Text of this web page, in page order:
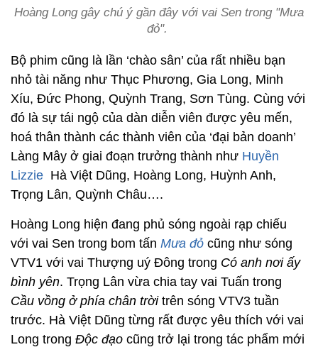
Hoàng Long gây chú ý gần đây với vai Sen trong "Mưa
đỏ".
Bộ phim cũng là lần ‘chào sân’ của rất nhiều bạn
nhỏ tài năng như Thục Phương, Gia Long, Minh
Xíu, Đức Phong, Quỳnh Trang, Sơn Tùng. Cùng với
đó là sự tái ngộ của dàn diễn viên được yêu mến,
hoá thân thành các thành viên của ‘đại bản doanh’
Làng Mây ở giai đoạn trưởng thành như Huyền
Lizzie Hà Việt Dũng, Hoàng Long, Huỳnh Anh,
Trọng Lân, Quỳnh Châu….
Hoàng Long hiện đang phủ sóng ngoài rạp chiếu
với vai Sen trong bom tấn Mưa đỏ cũng như sóng
VTV1 với vai Thượng uý Đông trong Có anh nơi ấy
bình yên. Trọng Lân vừa chia tay vai Tuấn trong
Cầu vồng ở phía chân trời trên sóng VTV3 tuần
trước. Hà Việt Dũng từng rất được yêu thích với vai
Long trong Độc đạo cũng trở lại trong tác phẩm mới